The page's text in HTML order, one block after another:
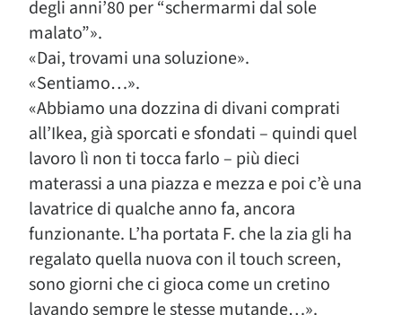
degli anni’80 per “schermarmi dal sole
malato”».
«Dai, trovami una soluzione».
«Sentiamo…».
«Abbiamo una dozzina di divani comprati
all’Ikea, già sporcati e sfondati – quindi quel
lavoro lì non ti tocca farlo – più dieci
materassi a una piazza e mezza e poi c’è una
lavatrice di qualche anno fa, ancora
funzionante. L’ha portata F. che la zia gli ha
regalato quella nuova con il touch screen,
sono giorni che ci gioca come un cretino
lavando sempre le stesse mutande…».